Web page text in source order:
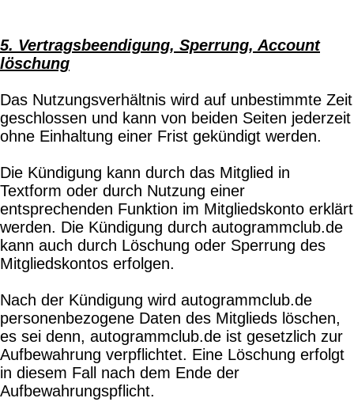
5. Vertragsbeendigung, Sperrung, Account
löschung
Das Nutzungsverhältnis wird auf unbestimmte Zeit
geschlossen und kann von beiden Seiten jederzeit
ohne Einhaltung einer Frist gekündigt werden.
Die Kündigung kann durch das Mitglied in
Textform oder durch Nutzung einer
entsprechenden Funktion im Mitgliedskonto erklärt
werden. Die Kündigung durch autogrammclub.de
kann auch durch Löschung oder Sperrung des
Mitgliedskontos erfolgen.
Nach der Kündigung wird autogrammclub.de
personenbezogene Daten des Mitglieds löschen,
es sei denn, autogrammclub.de ist gesetzlich zur
Aufbewahrung verpflichtet. Eine Löschung erfolgt
in diesem Fall nach dem Ende der
Aufbewahrungspflicht.